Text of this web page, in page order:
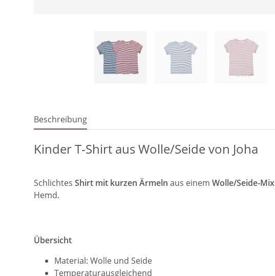
Beschreibung
Kinder T-Shirt aus Wolle/Seide von Joha
Schlichtes Shirt mit kurzen Ärmeln aus einem Wolle/Seide-Mix
Hemd.
Übersicht
Material: Wolle und Seide
Temperaturausgleichend